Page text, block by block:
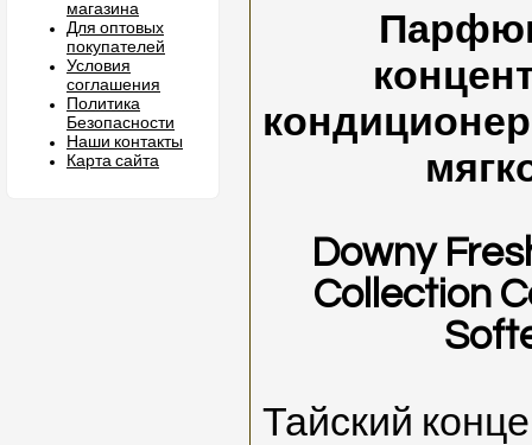
магазина
Для оптовых
покупателей
Условия
соглашения
Политика
Безопасности
Наши контакты
Карта сайта
Downy
Collection
Тайский